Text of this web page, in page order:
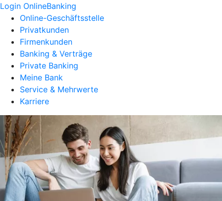
Login OnlineBanking
Online-Geschäftsstelle
Privatkunden
Firmenkunden
Banking & Verträge
Private Banking
Meine Bank
Service & Mehrwerte
Karriere